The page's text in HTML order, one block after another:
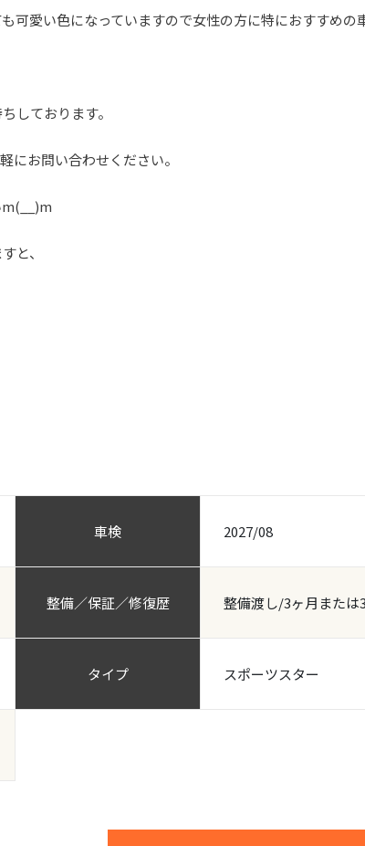
愛い色になっていますので女性の方に特におすすめの
しております。
にお問い合わせください。
と、
車検 2027/08
整備／保証／修復歴 整備渡し/3ヶ月また
タイプ スポーツスター